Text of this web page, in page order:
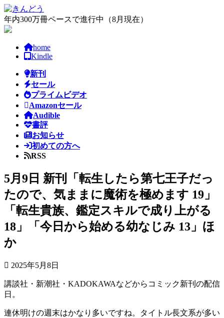
コ
ン
テ
ナ
ビ
ゲ
年内300万冊ペースで進行中（8月現在）
home
Kindle
新刊
セール
プライムビデオ
Amazonセール
Audible
書評
お知らせ
初めての方へ
RSS
5月9日 新刊「転生したら第七王子だっ
たので、気ままに魔術を極めます 19」
「転生貴族、鑑定スキルで成り上がる
18」「今日から始める幼なじみ 13」ほ
か
2025年5月8日
講談社・新潮社・KADOKAWAなどからコミック新刊の配信
日。
連休明けの週末はかなり多いですね。タイトル長文系が多い